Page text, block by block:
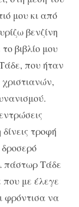
μου κι από
βενζίνη
βιβλίο μου
που ήταν
τροφή
πάστωρ Τάδε
που με έλεγε
φρόντισα να